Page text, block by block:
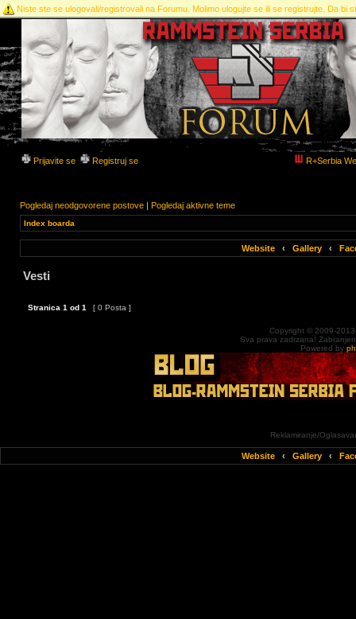
Niste ste se ulogovali/registrovali na Forumu. Molimo ulogujte se ili se registrujte. Da bi
Prijavite se Registruj se R+Serbia
Pogledaj neodgovorene postove | Pogledaj aktivne teme
Index boarda
Website ‹ Gallery ‹
Vesti
Stranica 1 od 1 [ 0 Posta ]
Copyright © 2009-
Sva prava zadrzana!
Powered by
Reklamiranje/
Website ‹ Gallery ‹